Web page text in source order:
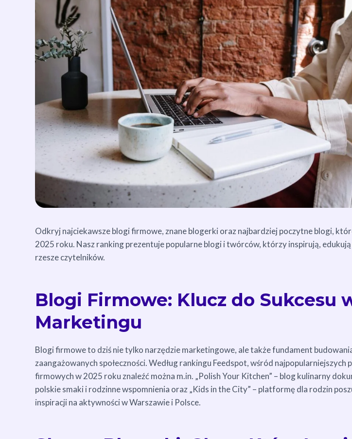
Odkryj najciekawsze blogi firmowe, znane blogerki oraz najbardziej poczytne blogi,
2025 roku. Nasz ranking prezentuje popularne blogi i twórców, którzy inspirują,
rzesze czytelników.
Blogi Firmowe: Klucz do Sukcesu
Marketingu
Blogi firmowe to dziś nie tylko narzędzie marketingowe, ale także fundament
zaangażowanych społeczności. Według rankingu Feedspot, wśród najpopularniejszych
firmowych w 2025 roku znaleźć można m.in. „Polish Your Kitchen” – blog kulinarny
polskie smaki i rodzinne wspomnienia oraz „Kids in the City” – platformę dla rodzin
inspiracji na aktywności w Warszawie i Polsce.